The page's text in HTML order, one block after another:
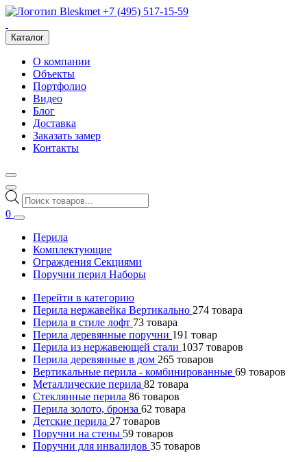
+7 (495) 517-15-59
Каталог
О компании
Объекты
Портфолио
Видео
Блог
Доставка
Заказать замер
Контакты
Поиск
товаров
0
Перила
Комплектующие
Ограждения Секциями
Поручни перил Наборы
Перейти в категорию
Перила нержавейка Вертикально 274 товара
Перила в стиле лофт 73 товара
Перила деревянные поручни 191 товар
Перила из нержавеющей стали 1037 товаров
Перила деревянные в дом 265 товаров
Вертикальные перила - комбинированные 69 товаров
Металлические перила 82 товара
Стеклянные перила 86 товаров
Перила золото, бронза 62 товара
Детские перила 27 товаров
Поручни на стены 59 товаров
Поручни для инвалидов 35 товаров